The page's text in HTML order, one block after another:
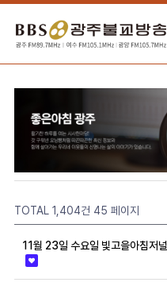
TOTAL 1,404건 45 페이지
11월 23일 수요일 빛고을아침저널